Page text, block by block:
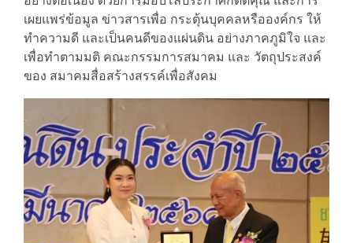
เผยแพร่ข้อมูล ข่าวสารเพื่อ กระตุ้นบุคคลหรือองค์กร ให้
ทำความดี และเป็นคนดีของแผ่นดิน อย่างภาคภูมิใจ และ
เพื่อทำตามมติ คณะกรรมการสมาคม และ วัตถุประสงค์
ของ สมาคมสื่อสร้างสรรค์เพื่อสังคม